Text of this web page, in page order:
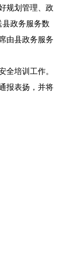
规划管理、政
政务服务数
由县政务服务
培训工作。
报表扬，并将